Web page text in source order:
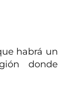
habrá un
donde